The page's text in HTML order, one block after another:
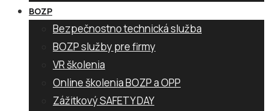
BOZP
Bezpečnostno technická služba
BOZP služby pre firmy
VR školenia
Online školenia BOZP a OPP
Zážitkový SAFETY DAY